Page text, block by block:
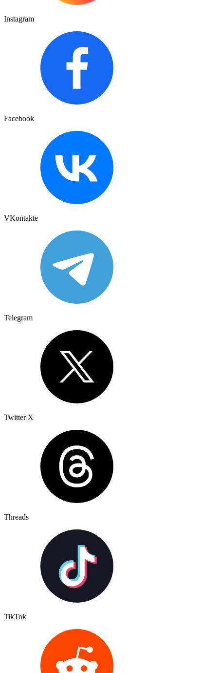
Instagram
Facebook
VKontakte
Telegram
Twitter X
Threads
TikTok